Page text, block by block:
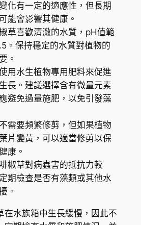
化有一定的適應性，但長期
能會影響其健康。
草喜歡清澈的水質，pH值範
。保持穩定的水質對植物的
。
用水生植物專用肥料來促進
長。建議選擇含有微量元素
避免過量施肥，以免引發藻
需要頻繁修剪，但如果植物
片變黃，可以適當修剪以保
康。
椒草對病蟲害的抵抗力較
期檢查是否有藻類或其他水
。
在水族箱中生長緩慢，因此不